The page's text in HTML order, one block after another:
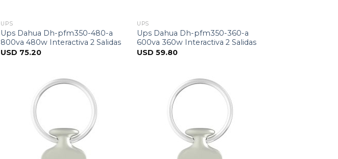
UPS
Ups Dahua Dh-pfm350-480-a
800va 480w Interactiva 2 Salidas
USD 75.20
UPS
Ups Dahua Dh-pfm350-360-a
600va 360w Interactiva 2 Salidas
USD59.80